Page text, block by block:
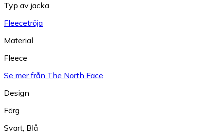
Typ av jacka
Fleecetröja
Material
Fleece
Se mer från The North Face
Design
Färg
Svart, Blå